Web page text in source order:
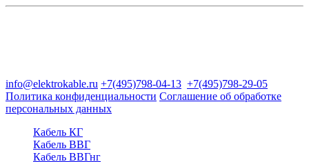
info@elektrokable.ru +7(495)798-04-13 +7(495)798-29-05
Политика конфиденциальности Соглашение об обработке
персональных данных
Кабель КГ
Кабель ВВГ
Кабель ВВГнг